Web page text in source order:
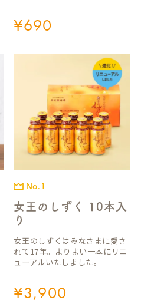
¥690
女王のしずく 10本入
り
No.1
¥3,900
女王のしずくはみなさまに愛さ
れて17年。よりよい一本にリニ
ューアルいたしました。